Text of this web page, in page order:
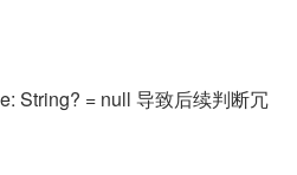
String? = null 导致后续判断冗